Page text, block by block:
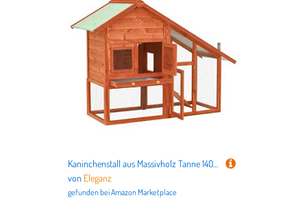
Kaninchenstall aus Massivholz Tanne 140x63x120 cm | Großes Gehege für Kleintiere | Langlebig & Naturbelassen | Ideal für Haus & Garten
von Eleganz
gefunden beiAmazon Marketplace